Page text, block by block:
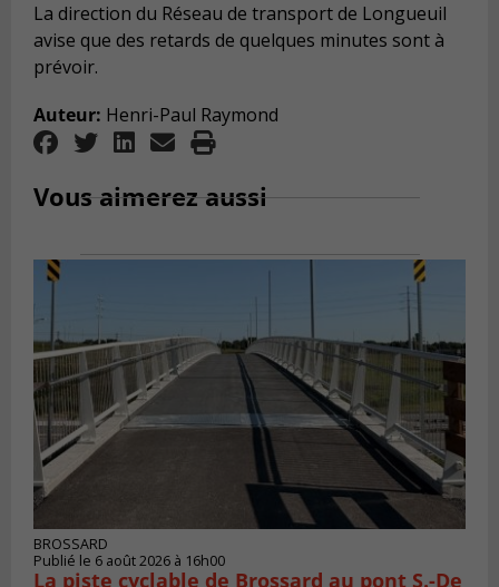
La direction du Réseau de transport de Longueuil
avise que des retards de quelques minutes sont à
prévoir.
Auteur: Henri-Paul Raymond
Vous aimerez aussi
BROSSARD
Publié le 6 août 2026 à 16h00
La piste cyclable de Brossard au pont S.-De